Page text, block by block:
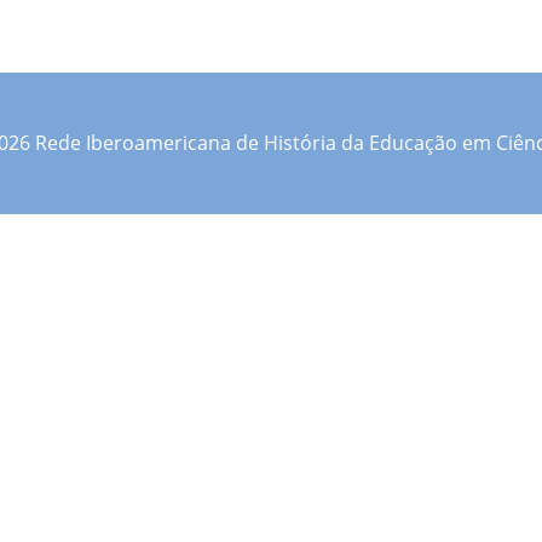
Rede Iberoamericana de História da Educação em